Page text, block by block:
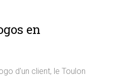
en
d'un client, le Toulon